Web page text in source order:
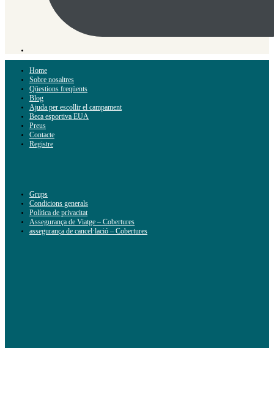
Home
Sobre nosaltres
Qüestions freqüents
Blog
Ajuda per escollir el campament
Beca esportiva EUA
Preus
Contacte
Registre
Grups
Condicions generals
Política de privacitat
Assegurança de Viatge – Cobertures
assegurança de cancel·lació – Cobertures